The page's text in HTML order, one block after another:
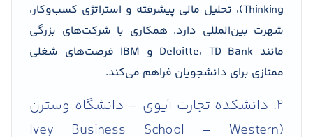
Thinking)، تحلیل مالی پیشرفته و استراتژی کسب‌وکار،
شهرت بین‌المللی دارد. همکاری با شرکت‌های بزرگی
مانند Deloitte، TD Bank و IBM فرصت‌های شغلی
ممتازی برای دانشجویان فراهم می‌کند.
2. دانشکده تجارت آیوی – دانشگاه وسترن
(Ivey Business School – Western